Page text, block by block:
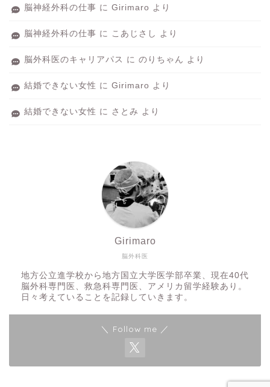
脳神経外科の仕事 に Girimaro より
脳神経外科の仕事 に こあじさし より
脳外科医のキャリアパス に のりちゃん より
結婚できない女性 に Girimaro より
結婚できない女性 に さとみ より
脳外科医
Girimaro
地方公立進学校から地方国立大学医学部卒業、現在40代
脳外科専門医、救急科専門医、アメリカ留学経験あり。
日々考えていることを記録していきます。
＼ Follow me ／